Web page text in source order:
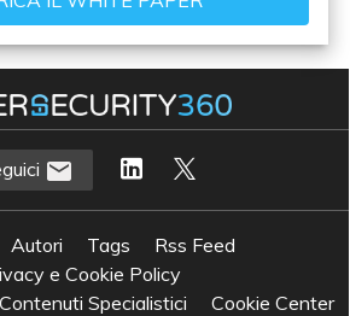
Autori Tags
Rss Feed
e Cookie Policy
Specialistici
Cookie Center